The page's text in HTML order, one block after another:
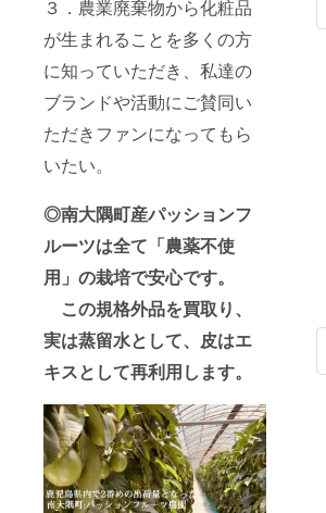
３．農業廃棄物から化粧品
が生まれることを多くの方
に知っていただき、私達の
ブランドや活動にご賛同い
ただきファンになってもら
いたい。
◎南大隅町産パッションフ
ルーツは全て「農薬不使
用」の栽培で安心です。
この規格外品を買取り、
実は蒸留水として、皮はエ
キスとして再利用します。